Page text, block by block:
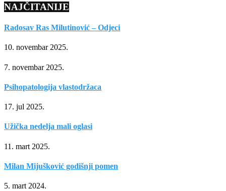
NAJČITANIJE
Radosav Ras Milutinović – Odjeci
10. novembar 2025.
7. novembar 2025.
Psihopatologija vlastodržaca
17. jul 2025.
Užička nedelja mali oglasi
11. mart 2025.
Milan Mijušković godišnji pomen
5. mart 2024.